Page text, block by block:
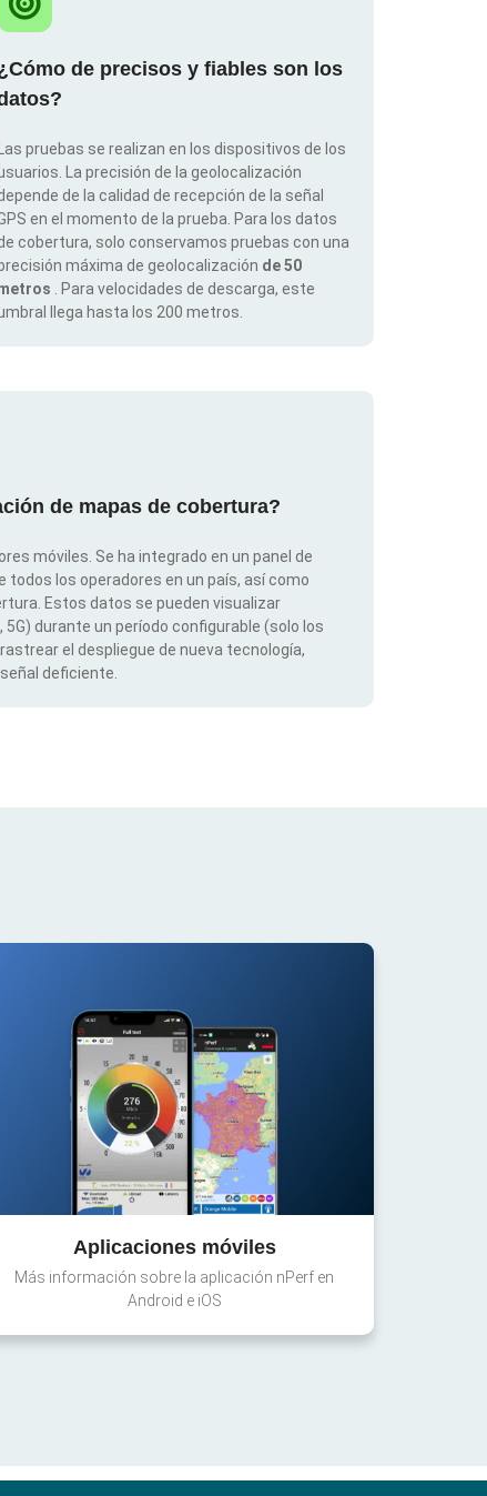
de precisos y fiables son los
Las pruebas se realizan en los dispositivos de los
La precisión de la geolocalización
de la calidad de recepción de la señal
en el momento de la prueba. Para los datos
cobertura, solo conservamos pruebas con una
máxima de geolocalización de 50
. Para velocidades de descarga, este
llega hasta los 200 metros.
de mapas de cobertura?
móviles. Se ha integrado en un panel de
los operadores en un país, así como
Estos datos se pueden visualizar
5G) durante un período configurable (solo los
el despliegue de nueva tecnología,
deficiente.
Aplicaciones móviles
Más información sobre la aplicación nPerf en
Android e iOS